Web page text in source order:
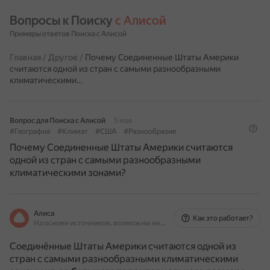
Вопросы к Поиску с Алисой
Примеры ответов Поиска с Алисой
Главная / Другое / Почему Соединенные Штаты Америки
считаются одной из стран с самыми разнообразными
климатическими…
Вопрос для Поиска с Алисой
5 мая
#География
#Климат #США #Разнообразие
Почему Соединенные Штаты Америки считаются
одной из стран с самыми разнообразными
климатическими зонами?
Алиса
На основе источников, возможны неточности
Как это работает?
Соединённые Штаты Америки считаются одной из
стран с самыми разнообразными климатическими